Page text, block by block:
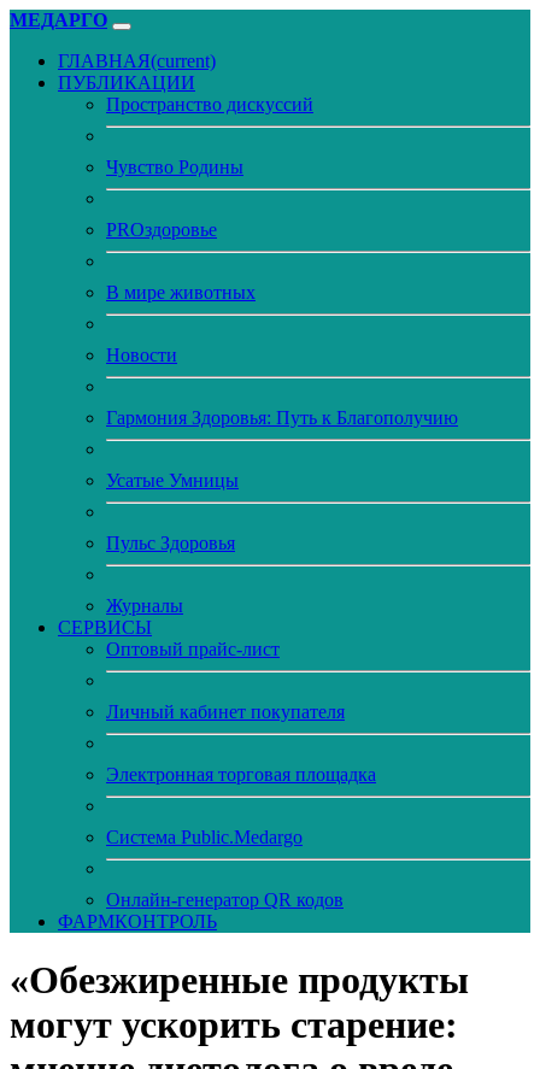
МЕДАРГО
ГЛАВНАЯ(current)
ПУБЛИКАЦИИ
Пространство дискуссий
Чувство Родины
PROздоровье
В мире животных
Новости
Гармония Здоровья: Путь к Благополучию
Усатые Умницы
Пульс Здоровья
Журналы
CЕРВИСЫ
Оптовый прайс-лист
Личный кабинет покупателя
Электронная торговая площадка
Система Public.Medargo
Онлайн-генератор QR кодов
ФАРМКОНТРОЛЬ
«Обезжиренные продукты
могут ускорить старение: